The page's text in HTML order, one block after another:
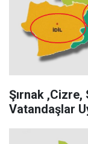
Şırnak
Vatandaşlar